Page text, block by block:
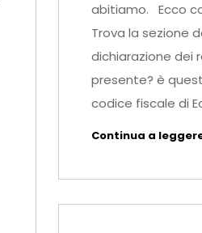
abitiamo. Ecco
Trova la sezione
dichiarazione dei
presente? è
codice fiscale di
Continua a